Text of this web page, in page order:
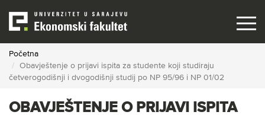
main
content
Početna
Obavještenje o prijavi ispita za studente koji studiraju
četverogodišnji i dvogodišnji studij po NP 95/96 i NP 01/02
OBAVJEŠTENJE O PRIJAVI ISPITA